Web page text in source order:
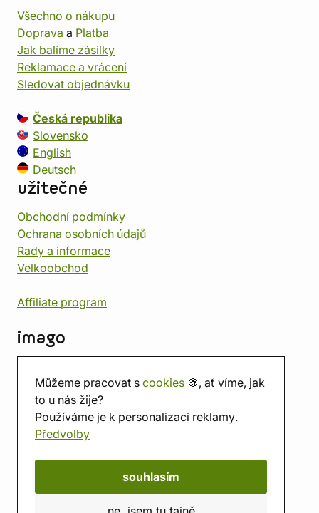
Můžeme pracovat s cookies 🍪, ať víme, jak
to u nás žije?
Používáme je k personalizaci reklamy.
Předvolby
souhlasím
Všechno o nákupu
Doprava a Platba
Jak balíme zásilky
Reklamace a vrácení
Sledovat objednávku
Česká republika
Slovensko
English
Deutsch
užitečné
Obchodní podmínky
Ochrana osobních údajů
Rady a informace
Velkoobchod
Affiliate program
imago
Prodejna
Herna
O nás
Hodnocení obchodu